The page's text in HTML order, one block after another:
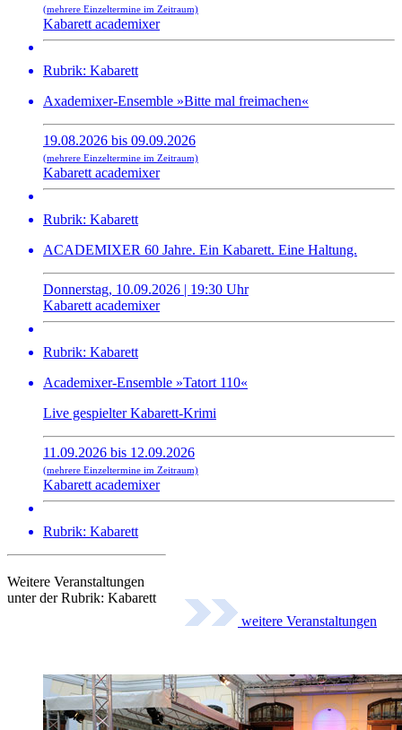
(mehrere Einzeltermine im Zeitraum)
Kabarett academixer
Rubrik: Kabarett
Axademixer-Ensemble »Bitte mal freimachen«
19.08.2026 bis 09.09.2026
(mehrere Einzeltermine im Zeitraum)
Kabarett academixer
Rubrik: Kabarett
ACADEMIXER 60 Jahre. Ein Kabarett. Eine Haltung.
Donnerstag, 10.09.2026 | 19:30 Uhr
Kabarett academixer
Rubrik: Kabarett
Academixer-Ensemble »Tatort 110«
Live gespielter Kabarett-Krimi
11.09.2026 bis 12.09.2026
(mehrere Einzeltermine im Zeitraum)
Kabarett academixer
Rubrik: Kabarett
weitere Veranstaltungen
Weitere Veranstaltungen
unter der Rubrik: Kabarett